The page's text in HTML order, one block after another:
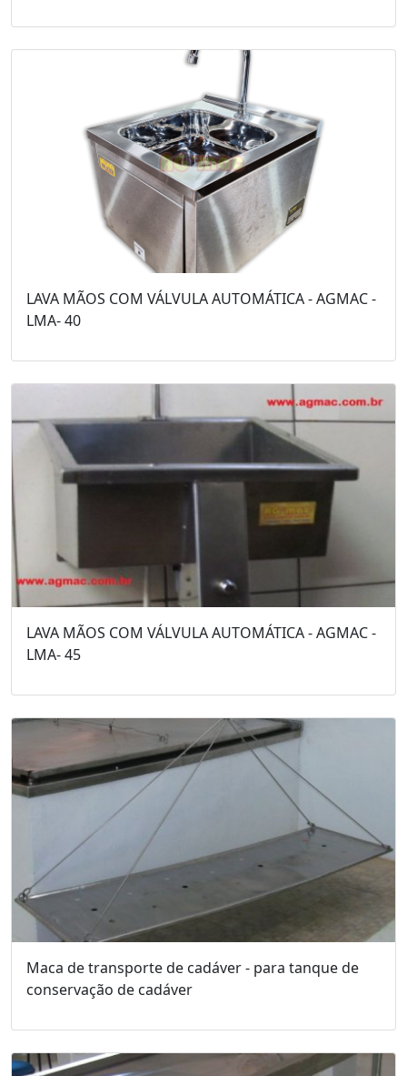
LAVA MÃOS COM VÁLVULA AUTOMÁTICA - AGMAC -
LMA- 40
LAVA MÃOS COM VÁLVULA AUTOMÁTICA - AGMAC -
LMA- 45
Maca de transporte de cadáver - para tanque de
conservação de cadáver